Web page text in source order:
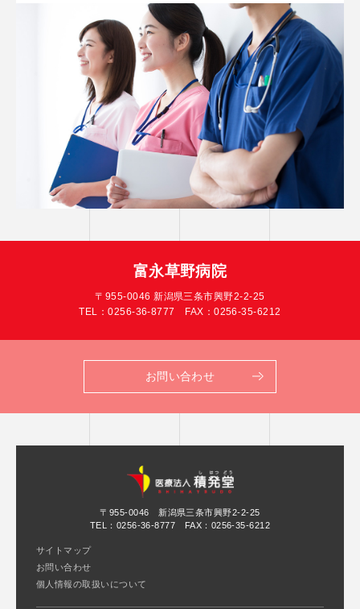
富永草野病院
〒955-0046 新潟県三条市興野2-2-25
TEL：0256-36-8777 FAX：0256-35-6212
お問い合わせ
〒955-0046 新潟県三条市興野2-2-25
TEL： 0256-36-8777 FAX：0256-35-6212
サイトマップ
お問い合わせ
個人情報の取扱いについて